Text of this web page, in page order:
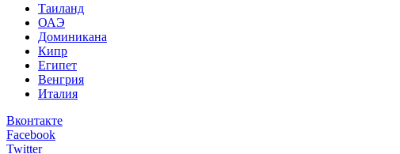
Таиланд
ОАЭ
Доминикана
Кипр
Египет
Венгрия
Италия
Вконтакте
Facebook
Twitter